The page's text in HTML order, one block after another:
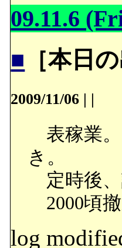
09.11.6
■ ［本日
2009/11/06 | |
表稼業。
き。
定時後、
2000頃
log